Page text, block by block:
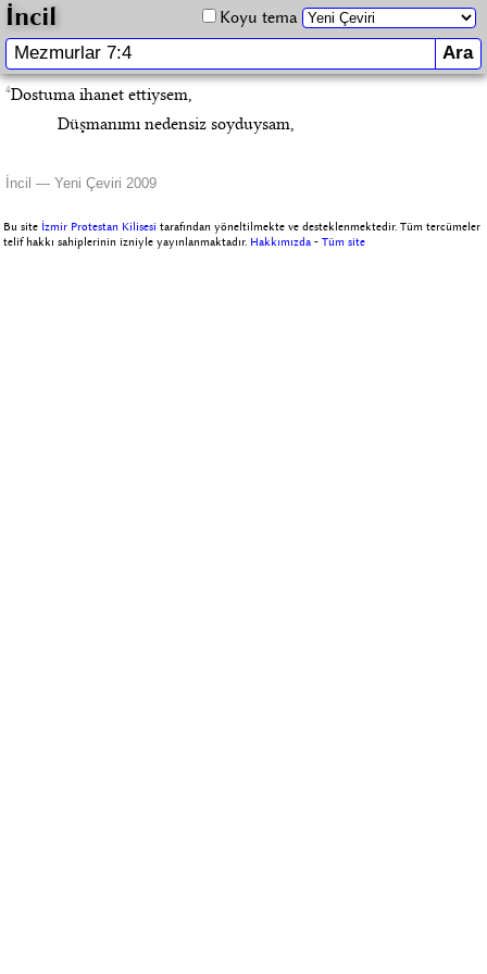
İncil Koyu tema
4Dostuma ihanet ettiysem,
Düşmanımı nedensiz soyduysam,
İncil — Yeni Çeviri 2009
Bu site İzmir Protestan Kilisesi tarafından yöneltilmekte ve desteklenmektedir. Tüm tercümeler
telif hakkı sahiplerinin izniyle yayınlanmaktadır. Hakkımızda -Tüm site